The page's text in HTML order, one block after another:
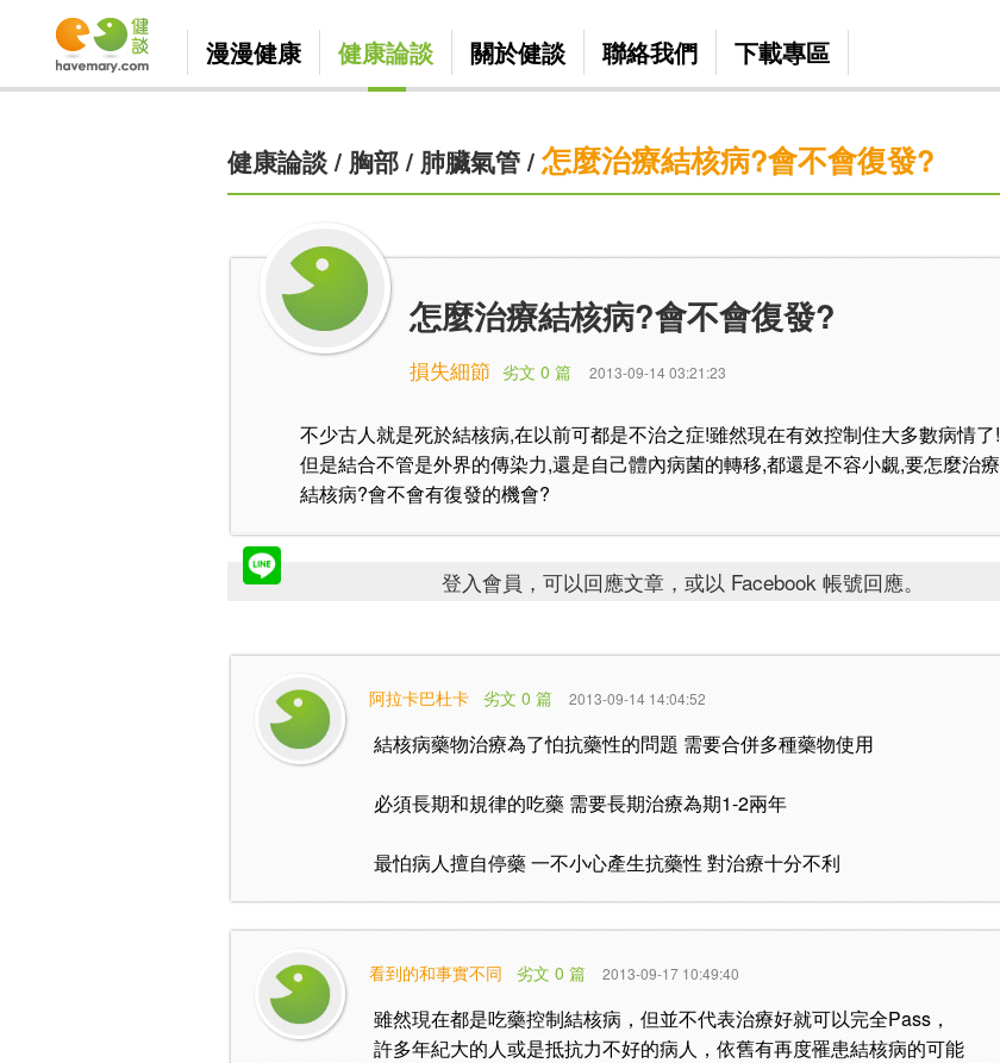
漫漫健康 健康論談 關於健談 聯絡我們 下載專區
健康論談/ 胸部/ 肺臟氣管/ 怎麼治療結核病?會不會復發?
怎麼治療結核病?會不會復發?
損失細節 劣文 0 篇 2013-09-14 03:21:23
不少古人就是死於結核病,在以前可都是不治之症!雖然現在有效控制住大多數病情了!
但是結合不管是外界的傳染力,還是自己體內病菌的轉移,都還是不容小覷,要怎麼治療
結核病?會不會有復發的機會?
登入會員，可以回應文章，或以 Facebook 帳號回應。
阿拉卡巴杜卡 劣文 0 篇 2013-09-14 14:04:52
結核病藥物治療為了怕抗藥性的問題 需要合併多種藥物使用
必須長期和規律的吃藥 需要長期治療為期1-2兩年
最怕病人擅自停藥 一不小心產生抗藥性 對治療十分不利
看到的和事實不同 劣文 0 篇 2013-09-17 10:49:40
雖然現在都是吃藥控制結核病，但並不代表治療好就可以完全Pass，
許多年紀大的人或是抵抗力不好的病人，依舊有再度罹患結核病的可能